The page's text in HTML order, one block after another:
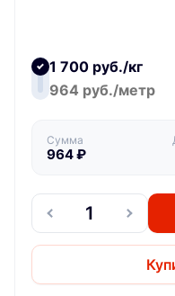
1 700 руб./кг
964 руб./метр
Сумма
964₽